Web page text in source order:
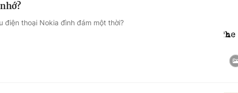
điện thoại Nokia đình đám một thời?